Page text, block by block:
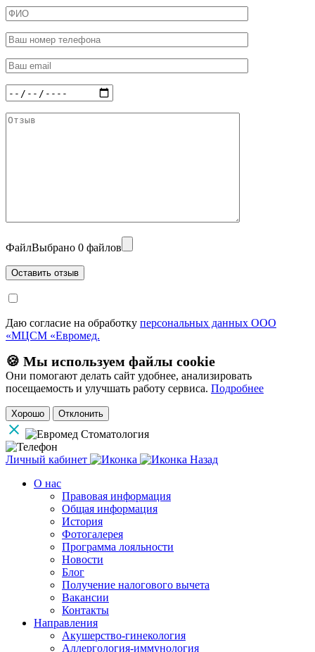
ФайлВыбрано 0 файлов
Даю согласие на обработку персональных данных ООО
«МЦСМ «Евромед.
🍪 Мы используем файлы cookie
Они помогают делать сайт удобнее, анализировать
посещаемость и улучшать работу сервиса. Подробнее
Хорошо Отклонить
Личный кабинет
Назад
О нас
Правовая информация
Общая информация
История
Фотогалерея
Программа лояльности
Новости
Блог
Получение налогового вычета
Вакансии
Контакты
Направления
Акушерство-гинекология
Аллергология-иммунология